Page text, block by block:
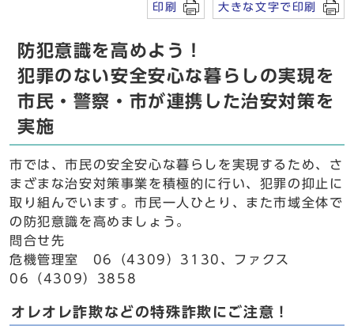
印刷 大きな文字で印刷
防犯意識を高めよう！
犯罪のない安全安心な暮らしの実現を
市民・警察・市が連携した治安対策を
実施
市では、市民の安全安心な暮らしを実現するため、さ
まざまな治安対策事業を積極的に行い、犯罪の抑止に
取り組んでいます。市民一人ひとり、また市域全体で
の防犯意識を高めましょう。
問合せ先
危機管理室 06（4309）3130、ファクス
06（4309）3858
オレオレ詐欺などの特殊詐欺にご注意！